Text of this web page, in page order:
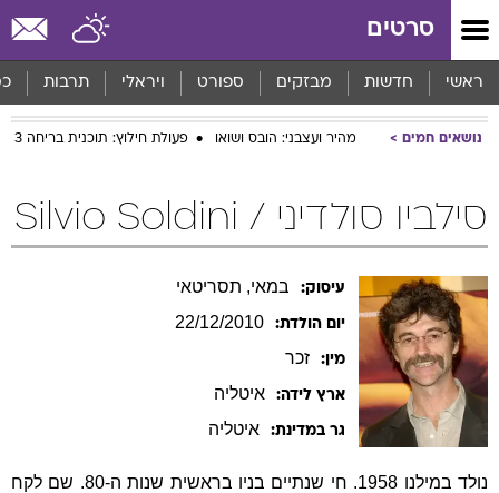
סרטים
ראשי חדשות מבזקים ספורט ויראלי תרבות
נושאים חמים מהיר ועצבני: הובס ושואו פעולת חילוץ: תוכנית בריחה 3
סילביו סולדיני / Silvio Soldini
עיסוק: במאי, תסריטאי
יום הולדת: 22/12/2010
מין: זכר
ארץ לידה: איטליה
גר במדינת: איטליה
נולד במילנו 1958. חי שנתיים בניו בראשית שנות ה-80. שם לקח